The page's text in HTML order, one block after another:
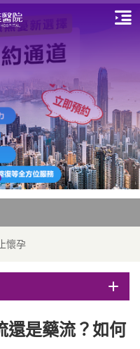
懷孕
還是藥流？如何